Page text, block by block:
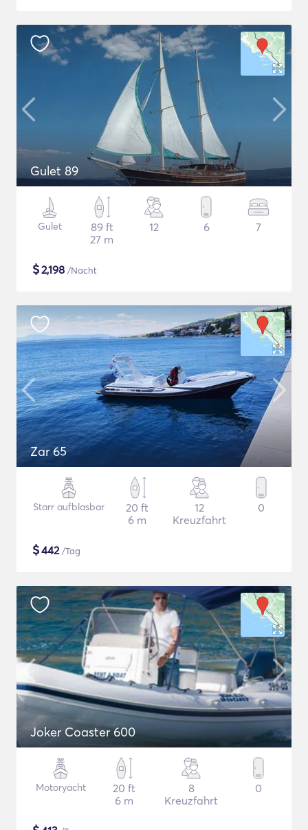
Gulet 89
Gulet
89 ft
27 m
12 6 7
$2,198 /Nacht
Zar 65
Starr aufblasbar
20 ft
6 m
12
Kreuzfahrt
0
$442/Tag
Joker Coaster 600
Motoryacht
20 ft
6 m
8
Kreuzfahrt
0